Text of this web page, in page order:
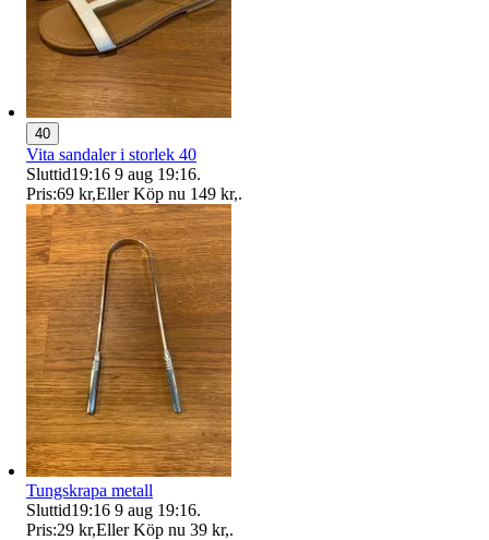
40
Vita sandaler i storlek 40
Sluttid19:16 9 aug 19:16.
Pris:69 kr,Eller Köp nu 149 kr,.
Tungskrapa metall
Sluttid19:16 9 aug 19:16.
Pris:29 kr,Eller Köp nu 39 kr,.